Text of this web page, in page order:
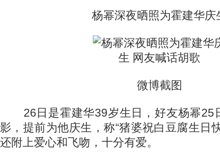
杨幂深夜晒照为霍建华庆
微博截图
26日是霍建华39岁生日，好友杨幂25
影，提前为他庆生，称“猪婆祝白豆腐生日
还附上爱心和飞吻，十分有爱。